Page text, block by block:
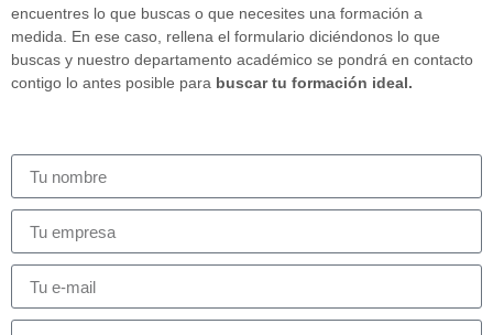
encuentres lo que buscas o que necesites una formación a
medida. En ese caso, rellena el formulario diciéndonos lo que
buscas y nuestro departamento académico se pondrá en contacto
contigo lo antes posible para buscar tu formación ideal.